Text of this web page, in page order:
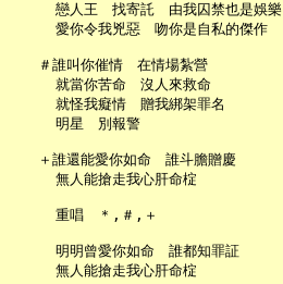
     戀人王　找寄託　由我囚禁也是娛樂
     愛你令我兇惡　吻你是自私的傑作
   ＃誰叫你催情　在情場紮營
     就當你苦命　沒人來救命
     就怪我癡情　贈我綁架罪名
     明星　別報警
   ＋誰還能愛你如命　誰斗膽贈慶
     無人能搶走我心肝命椗
     重唱　＊,＃,＋
     明明曾愛你如命　誰都知罪証